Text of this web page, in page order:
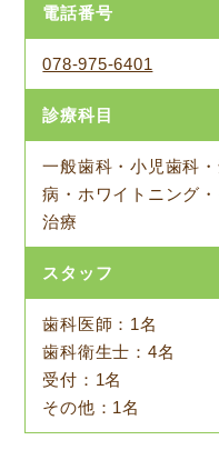
電話番号
078-975-6401
診療科目
一般歯科・小児歯科
病・ホワイトニング
治療
スタッフ
歯科医師：1名
歯科衛生士：4名
受付：1名
その他：1名